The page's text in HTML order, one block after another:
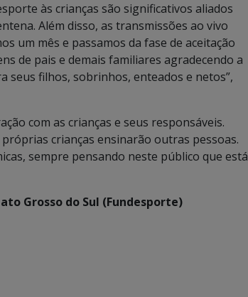
às crianças são significativos aliados
Além disso, as transmissões ao vivo
um mês e passamos da fase de aceitação
de pais e demais familiares agradecendo a
seus filhos, sobrinhos, enteados e netos”,
com as crianças e seus responsáveis.
crianças ensinarão outras pessoas.
sempre pensando neste público que está
Grosso do Sul (Fundesporte)